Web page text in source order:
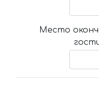
Место